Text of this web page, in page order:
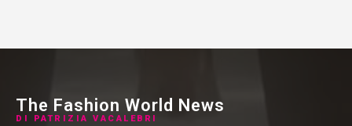
The Fashion World News
DI PATRIZIA VACALEBRI